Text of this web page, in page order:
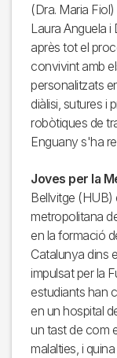
(Dra. Maria
Laura Anguela i
après tot el
convivint amb
personalitzats
diàlisi, sutures i
robòtiques de
Enguany s'ha
Joves per la
Bellvitge (HUB)
metropolitana
en la formació
Catalunya dins
impulsat per la
estudiants han
en un hospital
un tast de com
malalties, i